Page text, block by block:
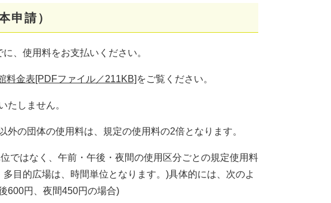
申請）
、使用料をお支払いください。
料金表[PDFファイル／211KB] をご覧ください。
たしません。
の団体の使用料は、規定の使用料の2倍となります。
ではなく、午前・午後・夜間の使用区分ごとの規定使用料
目的広場は、時間単位となります。)具体的には、次のよ
600円、夜間450円の場合)